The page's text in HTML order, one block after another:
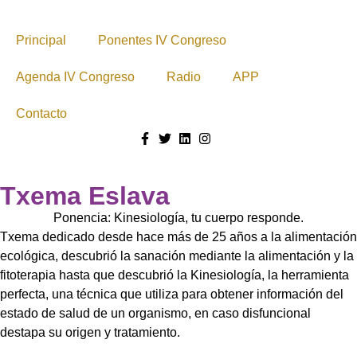
Principal Ponentes IV Congreso
Agenda IV Congreso Radio APP
Contacto
Txema Eslava
Ponencia: Kinesiología, tu cuerpo responde.
Txema dedicado desde hace más de 25 años a la alimentación
ecológica, descubrió la sanación mediante la alimentación y la
fitoterapia hasta que descubrió la Kinesiología, la herramienta
perfecta, una técnica que utiliza para obtener información del
estado de salud de un organismo, en caso disfuncional
destapa su origen y tratamiento.